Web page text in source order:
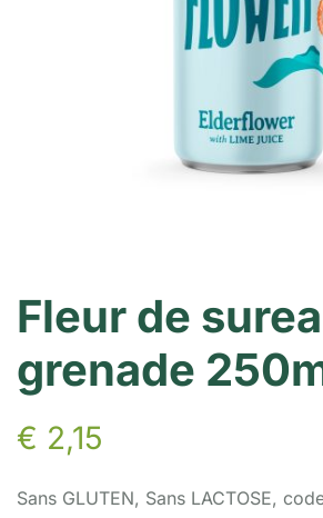
Fleur de
grenade
€ 2,15
Sans GLUTEN, Sans LACTOSE,